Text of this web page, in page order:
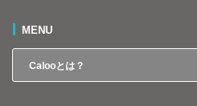
MENU
Calooとは？